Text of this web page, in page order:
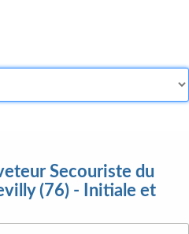
Secouriste du
(76) - Initiale et